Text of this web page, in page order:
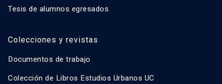
Tesis de alumnos egresados
Colecciones y revistas
Documentos de trabajo
Colección de Libros Estudios Urbanos UC